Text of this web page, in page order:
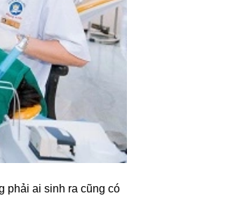
ai sinh ra cũng có